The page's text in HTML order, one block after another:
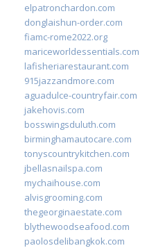
elpatronchardon.com
donglaishun-order.com
fiamc-rome2022.org
mariceworldessentials.com
lafisheriarestaurant.com
915jazzandmore.com
aguadulce-countryfair.com
jakehovis.com
bosswingsduluth.com
birminghamautocare.com
tonyscountrykitchen.com
jbellasnailspa.com
mychaihouse.com
alvisgrooming.com
thegeorginaestate.com
blythewoodseafood.com
paolosdelibangkok.com